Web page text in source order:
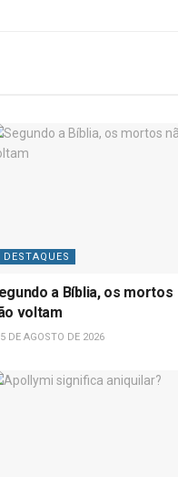
DESTAQUES
a Bíblia, os mortos
voltam
DE AGOSTO DE 2026